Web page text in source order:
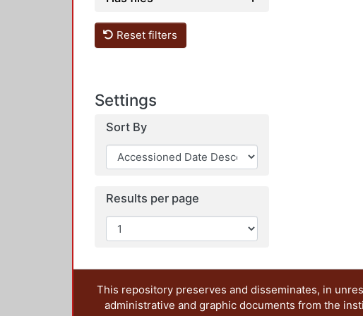
Reset filters
Settings
Sort By
Results per page
This repository preserves and disseminates, in
administrative and graphic documents from the